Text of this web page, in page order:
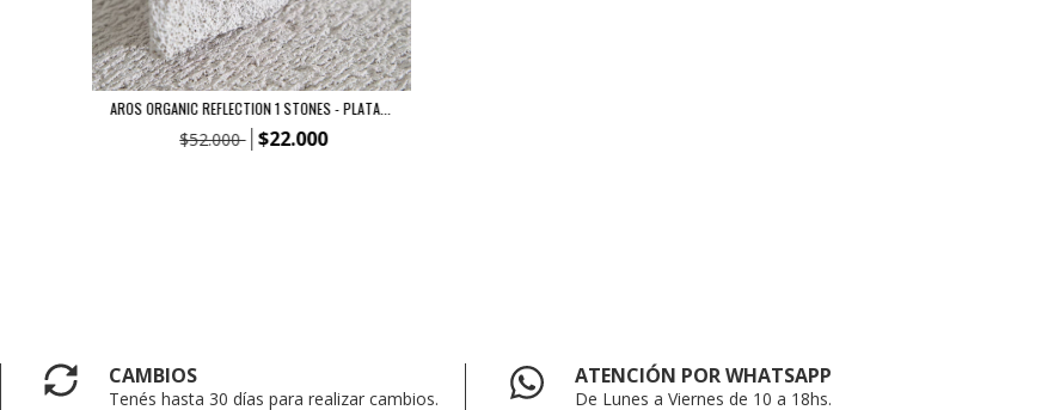
AROS ORGANIC REFLECTION 1 STONES - PLATA...
$52.000 $22.000
CAMBIOS
Tenés hasta 30 días para realizar cambios.
ATENCIÓN POR WHATSAPP
De Lunes a Viernes de 10 a 18hs.